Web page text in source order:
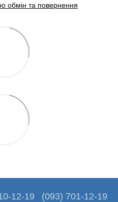
обмін та повернення
12-19 (093) 701-12-19